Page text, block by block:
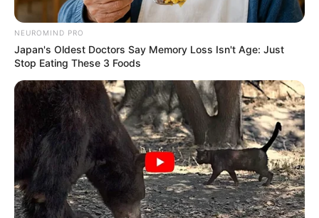
DNA Analysis Revealed The Sick Truth About Ancient
Vikings
BRAINBERRIES
NEUROMIND PRO
Japan's Oldest Doctors Say Memory Loss Isn't Age: Just
Stop Eating These 3 Foods